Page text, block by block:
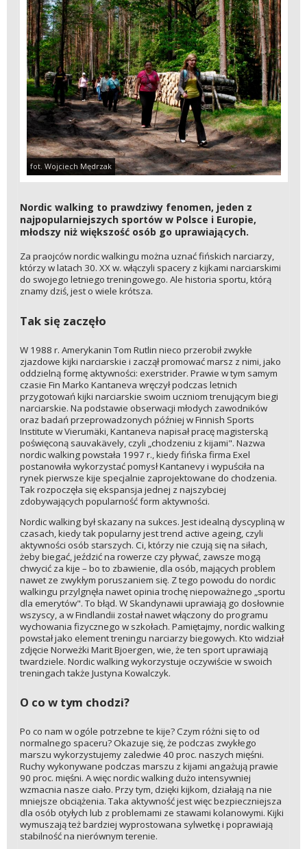
fot. Wojciech Mędrzak
Nordic walking to prawdziwy fenomen, jeden z
najpopularniejszych sportów w Polsce i Europie,
młodszy niż większość osób go uprawiających.
Za praojców nordic walkingu można uznać fińskich narciarzy,
którzy w latach 30. XX w. włączyli spacery z kijkami narciarskimi
do swojego letniego treningowego. Ale historia sportu, którą
znamy dziś, jest o wiele krótsza.
Tak się zaczęło
W 1988 r. Amerykanin Tom Rutlin nieco przerobił zwykłe
zjazdowe kijki narciarskie i zaczął promować marsz z nimi, jako
oddzielną formę aktywności: exerstrider. Prawie w tym samym
czasie Fin Marko Kantaneva wręczył podczas letnich
przygotowań kijki narciarskie swoim uczniom trenującym biegi
narciarskie. Na podstawie obserwacji młodych zawodników
oraz badań przeprowadzonych później w Finnish Sports
Institute w Vierumäki, Kantaneva napisał pracę magisterską
poświęconą sauvakävely, czyli „chodzeniu z kijami". Nazwa
nordic walking powstała 1997 r., kiedy fińska firma Exel
postanowiła wykorzystać pomysł Kantanevy i wypuściła na
rynek pierwsze kije specjalnie zaprojektowane do chodzenia.
Tak rozpoczęła się ekspansja jednej z najszybciej
zdobywających popularność form aktywności.
Nordic walking był skazany na sukces. Jest idealną dyscypliną w
czasach, kiedy tak popularny jest trend active ageing, czyli
aktywności osób starszych. Ci, którzy nie czują się na siłach,
żeby biegać, jeździć na rowerze czy pływać, zawsze mogą
chwycić za kije – bo to zbawienie, dla osób, mających problem
nawet ze zwykłym poruszaniem się. Z tego powodu do nordic
walkingu przylgnęła nawet opinia trochę niepoważnego „sportu
dla emerytów". To błąd. W Skandynawii uprawiają go dosłownie
wszyscy, a w Findlandii został nawet włączony do programu
wychowania fizycznego w szkołach. Pamiętajmy, nordic walking
powstał jako element treningu narciarzy biegowych. Kto widział
zdjęcie Norweżki Marit Bjoergen, wie, że ten sport uprawiają
twardziele. Nordic walking wykorzystuje oczywiście w swoich
treningach także Justyna Kowalczyk.
O co w tym chodzi?
Po co nam w ogóle potrzebne te kije? Czym różni się to od
normalnego spaceru? Okazuje się, że podczas zwykłego
marszu wykorzystujemy zaledwie 40 proc. naszych mięśni.
Ruchy wykonywane podczas marszu z kijami angażują prawie
90 proc. mięśni. A więc nordic walking dużo intensywniej
wzmacnia nasze ciało. Przy tym, dzięki kijkom, działają na nie
mniejsze obciążenia. Taka aktywność jest więc bezpieczniejsza
dla osób otyłych lub z problemami ze stawami kolanowymi. Kijki
wymuszają też bardziej wyprostowana sylwetkę i poprawiają
stabilność na nierównym terenie.